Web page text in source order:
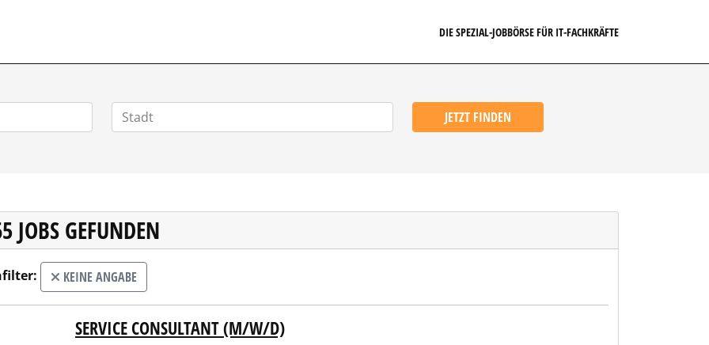
DIE SPEZIAL-JOBBÖRSE FÜR IT-FACHKRÄFTE
JETZT FINDEN
JOBS GEFUNDEN
KEINE ANGABE
SERVICE CONSULTANT (M/W/D)